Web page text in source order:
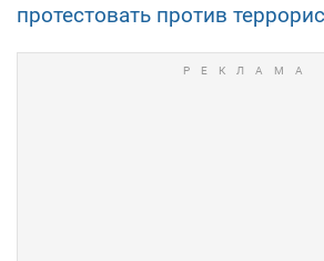
протестовать против